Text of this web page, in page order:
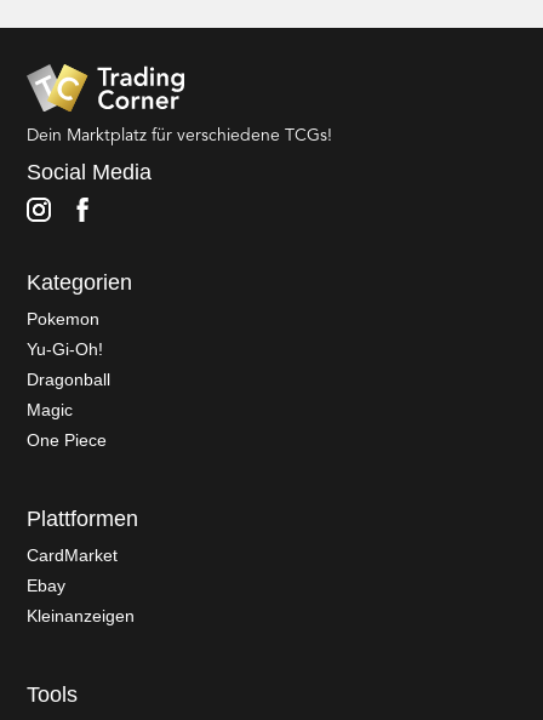
Dein Marktplatz für verschiedene TCGs!
Social Media
Kategorien
Pokemon
Yu-Gi-Oh!
Dragonball
Magic
One Piece
Plattformen
CardMarket
Ebay
Kleinanzeigen
Tools